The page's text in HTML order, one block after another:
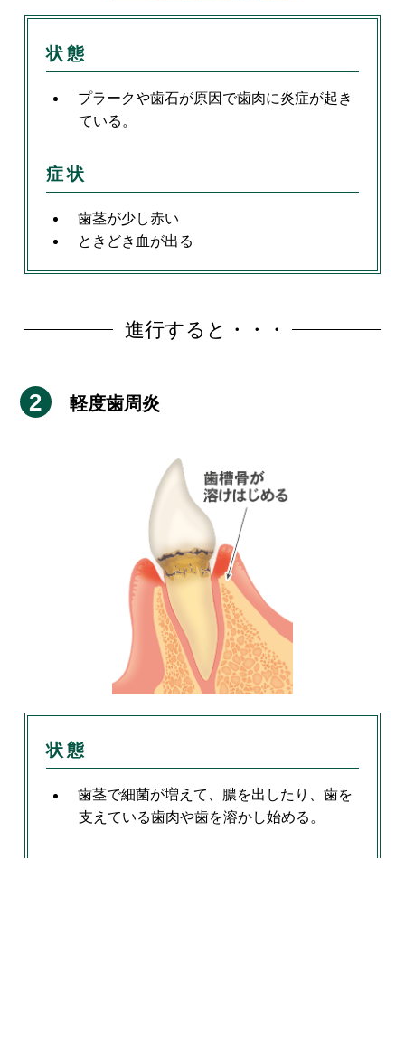
状態
プラークや歯石が原因で歯肉に炎症が起き
ている。
症状
歯茎が少し赤い
ときどき血が出る
進行すると・・・
軽度歯周炎
状態
歯茎で細菌が増えて、膿を出したり、歯を
支えている歯肉や歯を溶かし始める。